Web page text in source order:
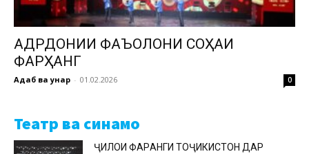
ҚАДРДОНИИ ФАЪОЛОНИ СОҲАИ
ФАРҲАНГ
Адаб ва ҳунар - 01.02.2026 0
Театр ва синамо
ҶИЛОИ ФАРҲАНГИ ТОҶИКИСТОН ДАР